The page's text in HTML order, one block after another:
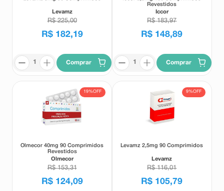
Levamz
R$ 225,00
R$ 182,19
Comprar
Revestidos
Iccor
R$ 183,97
R$ 148,89
Comprar
19%OFF
Olmecor 40mg 90 Comprimidos
Revestidos
Olmecor
R$ 153,31
R$ 124,09
9%OFF
Levamz 2,5mg 90 Comprimidos
Levamz
R$ 116,01
R$ 105,79